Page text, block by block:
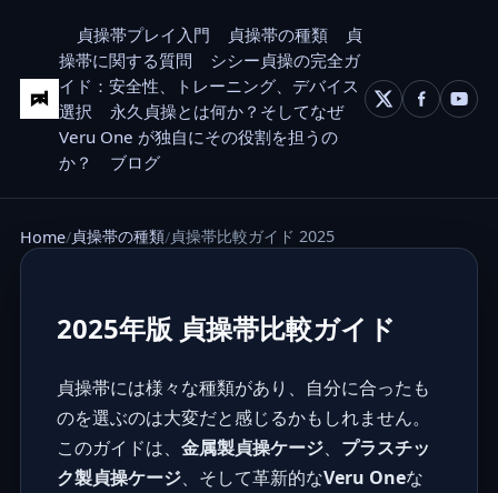
貞操帯プレイ入門 貞操帯の種類
貞
操帯に関する質問
シシー貞操の完全ガ
イド：安全性、トレーニング、デバイス
選択
永久貞操とは何か？そしてなぜ
Veru One が独自にその役割を担うの
か？
ブログ
Home 貞操帯の種類 貞操帯比較ガイド 2025
2025年版 貞操帯比較ガイド
貞操帯には様々な種類があり、自分に合ったも
のを選ぶのは大変だと感じるかもしれません。
このガイドは、 金属製貞操ケージ、 プラスチッ
ク製貞操ケージ、そして革新的なVeru Oneな